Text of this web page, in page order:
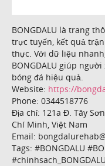
BONGDALU là trang
trực tuyến, kết quả
thực. Với dữ liệu
BONGDALU giúp
bóng đá hiệu quả.
Website: https://
Phone: 0344518776
Địa chỉ: 121a Đ. Tây
Chí Minh, Việt Nam
Email:
Tags: #BONGDALU